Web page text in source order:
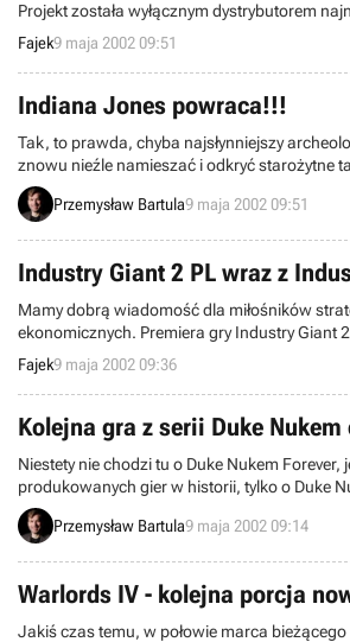
Projekt została wyłącznym dystrybutorem
kultowej gry przygodowej Simon the Sorcerer
Czech i Słowacji.
Fajek9 maja 2002 09:51
Indiana Jones powraca!!!
Tak, to prawda, chyba najsłynniejszy
znowu nieźle namieszać i odkryć starożytne
LucasArts oficjalnie zapowiedziała grę
and the Emperor's Tomb na komputery PC
Przemysław Bartula9 maja 2002 09:51
Industry Giant 2 PL wraz z
Mamy dobrą wiadomość dla miłośników
ekonomicznych. Premiera gry Industry Giant
data została ustalona na 19 czerwca. Gra
polskiej wersji językowej wraz z pierwszą
która sprzedała się na całym świecie w
egzemplarzy.
Fajek9 maja 2002 09:36
Kolejna gra z serii Duke Nukem
Niestety nie chodzi tu o Duke Nukem Forever,
produkowanych gier w historii, tylko o Duke
Project, grę akcji/TPP tworzoną przez zespół
Pan George Broussard z 3D Realms oficjalnie
Przemysław Bartula9 maja 2002 09:14
Warlords IV - kolejna porcja
Jakiś czas temu, w połowie marca